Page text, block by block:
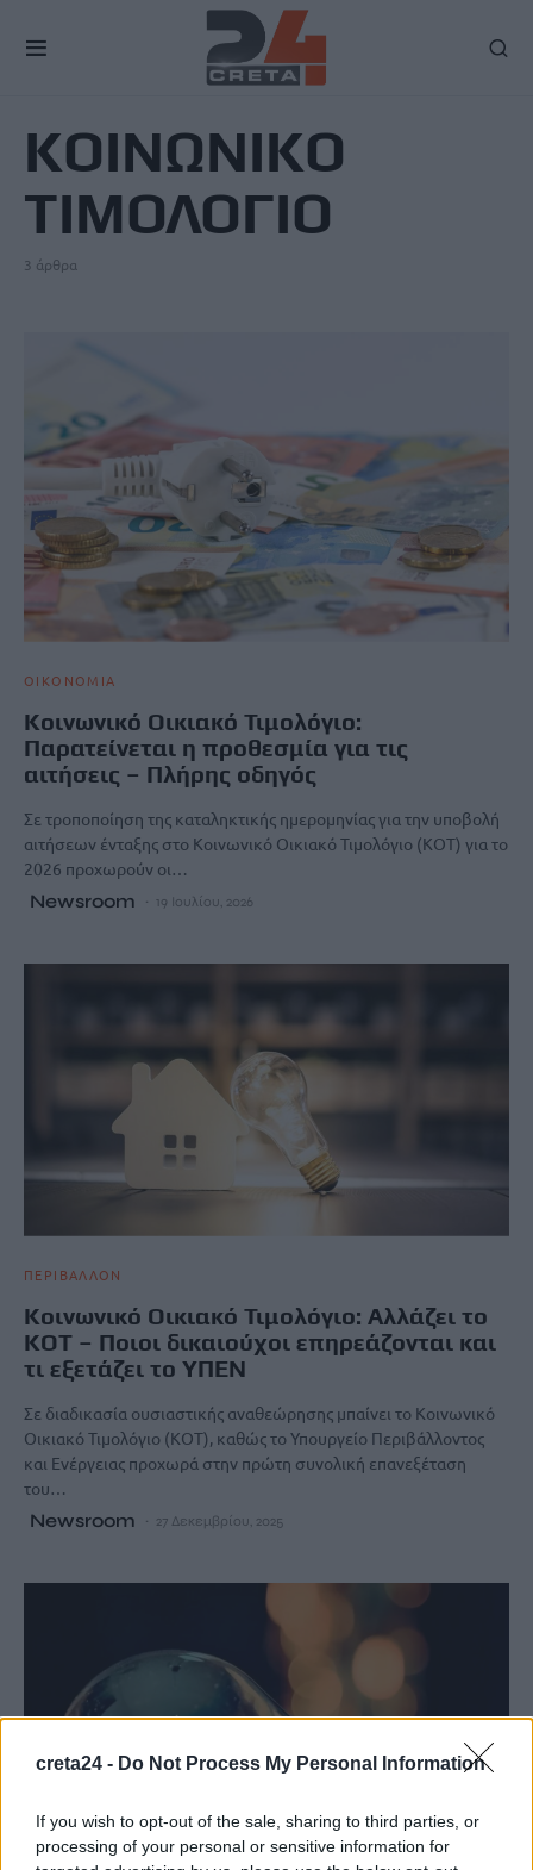
creta24 - Do Not Process My Personal Information
If you wish to opt-out of the sale, sharing to third parties, or
processing of your personal or sensitive information for
ΚΟΙΝΩΝΙΚΟ
ΤΙΜΟΛΟΓΙΟ
3 άρθρα
ΟΙΚΟΝΟΜΙΑ
Κοινωνικό Οικιακό Τιμολόγιο:
Παρατείνεται η προθεσμία για τις
αιτήσεις – Πλήρης οδηγός
Σε τροποποίηση της καταληκτικής ημερομηνίας για την υποβολή
αιτήσεων ένταξης στο Κοινωνικό Οικιακό Τιμολόγιο (ΚΟΤ) για το
2026 προχωρούν οι…
Newsroom 19 Ιουλίου, 2026
ΠΕΡΙΒΑΛΛΟΝ
Κοινωνικό Οικιακό Τιμολόγιο: Αλλάζει το
ΚΟΤ – Ποιοι δικαιούχοι επηρεάζονται και
τι εξετάζει το ΥΠΕΝ
Σε διαδικασία ουσιαστικής αναθεώρησης μπαίνει το Κοινωνικό
Οικιακό Τιμολόγιο (ΚΟΤ), καθώς το Υπουργείο Περιβάλλοντος
και Ενέργειας προχωρά στην πρώτη συνολική επανεξέταση
του…
Newsroom 27 Δεκεμβρίου, 2025